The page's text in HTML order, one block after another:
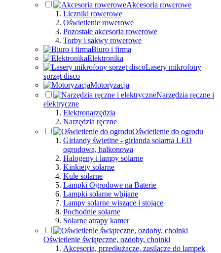
Akcesoria rowerowe
Liczniki rowerowe
Oświetlenie rowerowe
Pozostałe akcesoria rowerowe
Torby i sakwy rowerowe
Biuro i firma
Elektronika
Lasery mikrofony
sprzęt disco
Motoryzacja
Narzędzia ręczne i
elektryczne
Elektronarzędzia
Narzędzia ręczne
Oświetlenie do ogrodu
Girlandy świetlne - girlanda solarna LED
ogrodowa, balkonowa
Halogeny i lampy solarne
Kinkiety solarne
Kule solarne
Lampki Ogrodowe na Baterie
Lampki solarne wbijane
Lampy solarne wiszące i stojące
Pochodnie solarne
Solarne atrapy kamer
Oświetlenie świąteczne, ozdoby, choinki
Akcesoria, przedłużacze, zasilacze do lampek